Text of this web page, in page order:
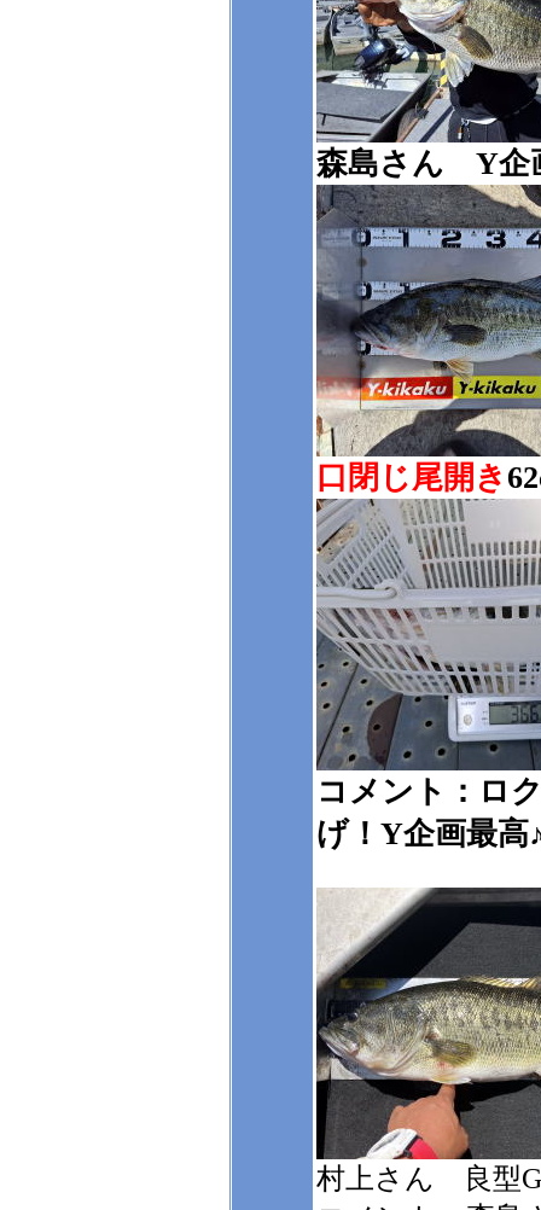
森島さん Y企
口閉じ尾開き
コメント：ロ
げ！Y企画最高
村上さん 良型